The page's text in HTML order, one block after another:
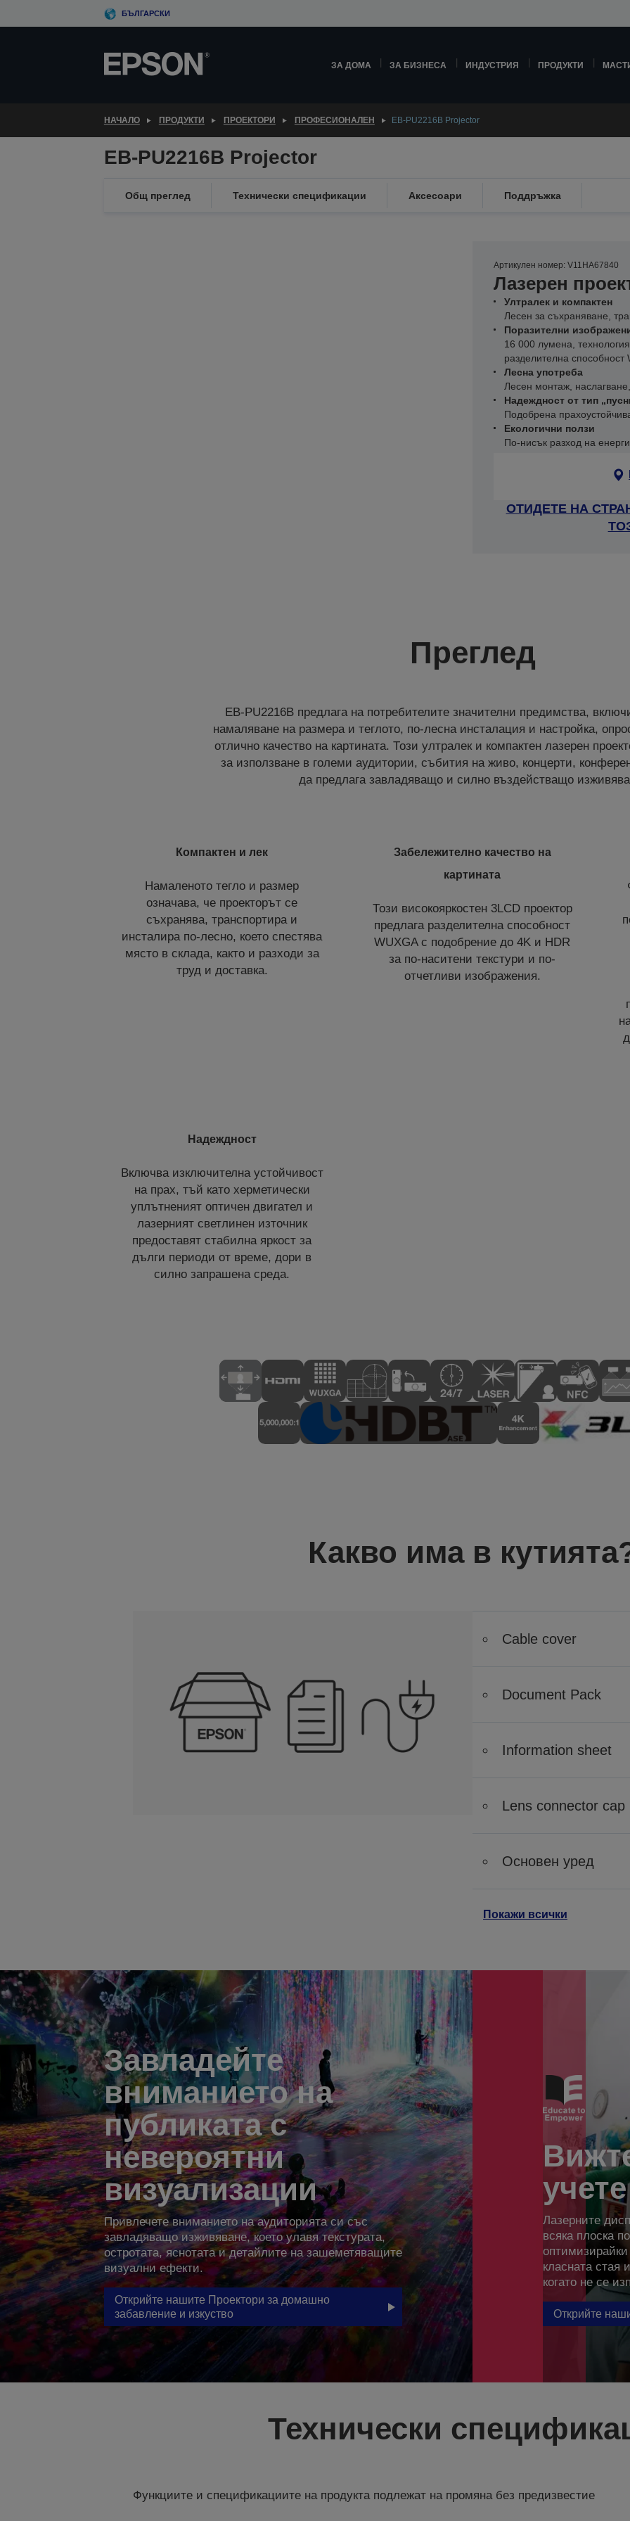
to
БЪЛГАРСКИ
ЗА ДОМА ЗА БИЗНЕСА ИНДУСТРИЯ ПРОДУКТИ
НАЧАЛО ПРОДУКТИ ПРОЕКТОРИ ПРОФЕСИОНАЛЕН EB-PU2216B Projector
EB-PU2216B Projector
Общ преглед Технически спецификации Аксесоари Поддръжка
Артикулен номер: V11HA67840
Лазерен
Ултралек и компактен
Лесен за съхраняване,
Поразителни
16 000 лумена,
разделителна способност
Лесна употреба
Лесен монтаж,
Надеждност от тип
Подобрена
Екологични ползи
По-нисък разход на
ОТИДЕТЕ НА
Преглед
EB-PU2216B предлага на потребителите значителни предимства,
намаляване на размера и теглото, по-лесна инсталация и настройка,
отлично качество на картината. Този ултралек и компактен лазерен
за използване в големи аудитории, събития на живо, концерти,
да предлага завладяващо и силно въздействащо
Компактен и лек
Намаленото тегло и размер
означава, че проекторът се
съхранява, транспортира и
инсталира по-лесно, което спестява
място в склада, както и разходи за
труд и доставка.
Забележително качество на
картината
Този високояркостен 3LCD проектор
предлага разделителна способност
WUXGA с подобрение до 4K и HDR
за по-наситени текстури и по-
отчетливи изображения.
Надеждност
Включва изключителна устойчивост
на прах, тъй като херметически
уплътненият оптичен двигател и
лазерният светлинен източник
предоставят стабилна яркост за
дълги периоди от време, дори в
силно запрашена среда.
Какво има в
Cable cover
Document Pack
Information sheet
Lens connector cap
Основен уред
Покажи всички
Завладейте
вниманието на
публиката с
невероятни
визуализации
Привлечете вниманието на аудиторията си със
завладяващо изживяване, което улавя текстурата,
остротата, яснотата и детайлите на зашеметяващите
визуални ефекти.
Открийте нашите Проектори за домашно
забавление и изкуство
Лазерните
всяка плоска
оптимизирайки
класната стая
когато не се
Открийте
Технически
Функциите и спецификациите на продукта подлежат на промяна без предизвестие